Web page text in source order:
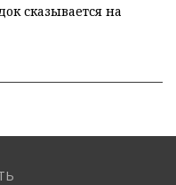
сказывается на